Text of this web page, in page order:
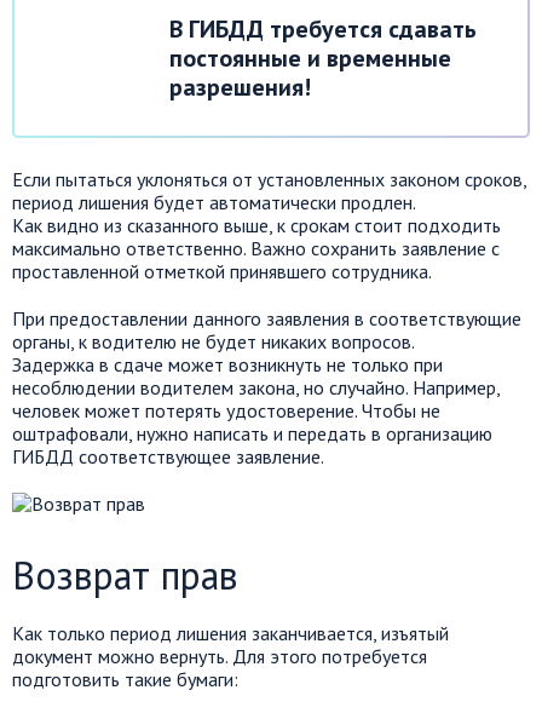
В ГИБДД требуется сдавать
постоянные и временные
разрешения!
Если пытаться уклоняться от установленных законом сроков,
период лишения будет автоматически продлен.
Как видно из сказанного выше, к срокам стоит подходить
максимально ответственно. Важно сохранить заявление с
проставленной отметкой принявшего сотрудника.
При предоставлении данного заявления в соответствующие
органы, к водителю не будет никаких вопросов.
Задержка в сдаче может возникнуть не только при
несоблюдении водителем закона, но случайно. Например,
человек может потерять удостоверение. Чтобы не
оштрафовали, нужно написать и передать в организацию
ГИБДД соответствующее заявление.
Возврат прав
Как только период лишения заканчивается, изъятый
документ можно вернуть. Для этого потребуется
подготовить такие бумаги: